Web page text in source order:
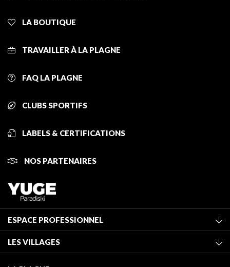
LA BOUTIQUE
TRAVAILLER À LA PLAGNE
FAQ LA PLAGNE
CLUBS SPORTIFS
LABELS & CERTIFICATIONS
NOS PARTENAIRES
ESPACE PROFESSIONNEL
Classement des meublés
LES VILLAGES